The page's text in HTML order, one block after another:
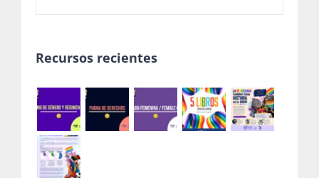
Recursos recientes